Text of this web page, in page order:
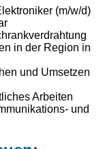
(m/w/d)
in der Region in
und Umsetzen
Arbeiten
und